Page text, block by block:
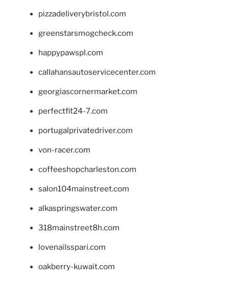
pizzadeliverybristol.com
greenstarsmogcheck.com
happypawspl.com
callahansautoservicecenter.com
georgiascornermarket.com
perfectfit24-7.com
portugalprivatedriver.com
von-racer.com
coffeeshopcharleston.com
salon104mainstreet.com
alkaspringswater.com
318mainstreet8h.com
lovenailsspari.com
oakberry-kuwait.com